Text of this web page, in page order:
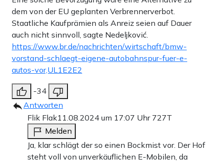
dem von der EU geplanten Verbrennerverbot.
Staatliche Kaufprämien als Anreiz seien auf Dauer
auch nicht sinnvoll, sagte Nedeljković.
https://www.br.de/nachrichten/wirtschaft/bmw-
vorstand-schlaegt-eigene-autobahnspur-fuer-e-
autos-vor,UL1E2E2
-34
Antworten
Flik Flak11.08.2024 um 17:07 Uhr 727T
Melden
Ja, klar schlägt der so einen Bockmist vor. Der Hof
steht voll von unverkäuflichen E-Mobilen, da